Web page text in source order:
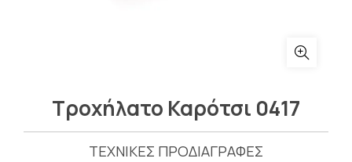
Τροχήλατο Καρότσι 0417
ΤΕΧΝΙΚΕΣ ΠΡΟΔΙΑΓΡΑΦΕΣ